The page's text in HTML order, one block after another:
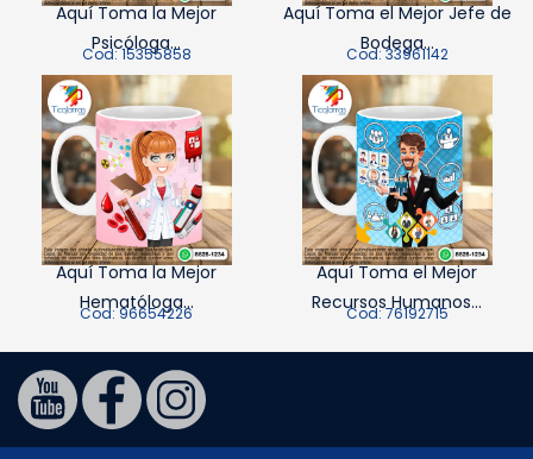
Aquí Toma la Mejor
Psicóloga...
Cod: 15355858
Aquí Toma el Mejor Jefe de
Bodega...
Cod: 33961142
Aquí Toma la Mejor
Hematóloga...
Cod: 96654226
Aquí Toma el Mejor
Recursos Humanos...
Cod: 76192715